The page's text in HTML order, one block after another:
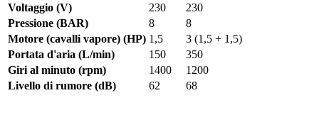
Voltaggio (V)
230
230
Pressione (BAR)
8
8
Motore (cavalli vapore) (HP) 1,5
3 (1,5 + 1,5)
Portata d'aria (L/min)
150
350
Giri al minuto (rpm)
1400
1200
Livello di rumore (dB)
62 68